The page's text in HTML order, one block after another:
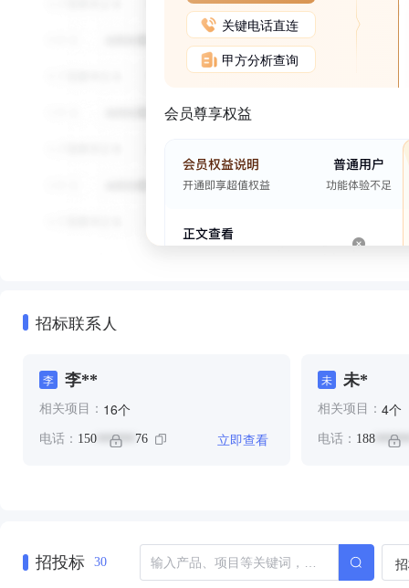
关键电话直连
甲方分析查询
会员尊享权益
招标联系人
李 李**
相关项目： 16个
电话： 150 ****** 76 立即查看
未 未*
相关项目： 4个
电话： 188
招投标 30